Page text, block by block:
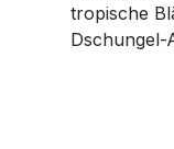
tropische
Dschungel-